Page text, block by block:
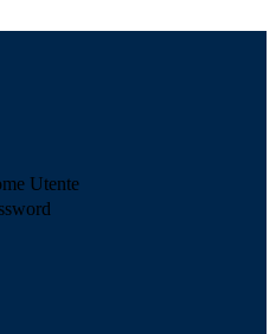
Utente